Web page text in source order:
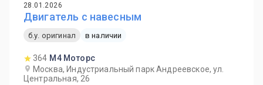
28.01.2026
Двигатель с навесным
б.у. оригинал в наличии
364 М4 Моторс
Москва, Индустриальный парк Андреевское, ул.
Центральная, 26